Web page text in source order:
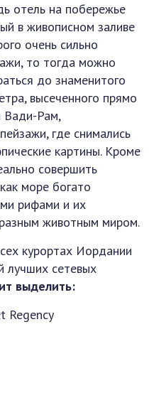
отель на побережье
в живописном заливе
очень сильно
то тогда можно
до знаменитого
высеченного прямо
Вади-Рам,
где снимались
картины. Кроме
совершить
море богато
рифами и их
животным миром.
курортах Иордании
лучших сетевых
выделить: